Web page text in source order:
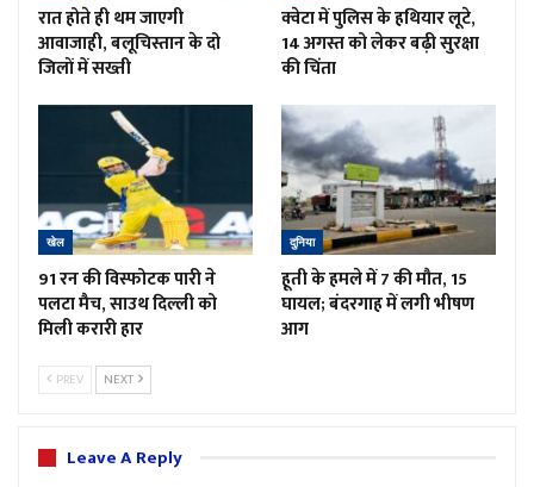
रात होते ही थम जाएगी
आवाजाही, बलूचिस्तान के दो
जिलों में सख्ती
क्वेटा में पुलिस के हथियार लूटे,
14 अगस्त को लेकर बढ़ी सुरक्षा
की चिंता
खेल
91 रन की विस्फोटक पारी ने
पलटा मैच, साउथ दिल्ली को
मिली करारी हार
दुनिया
हूती के हमले में 7 की मौत, 15
घायल; बंदरगाह में लगी भीषण
आग
PREV NEXT
Leave A Reply